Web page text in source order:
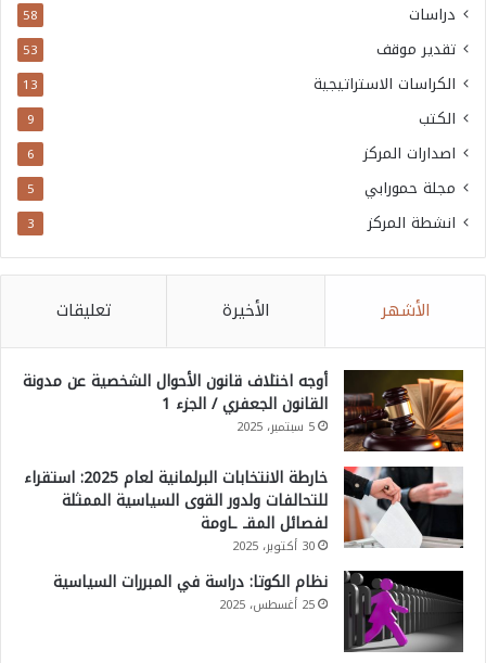
دراسات 58
تقدير موقف 53
الكراسات الاستراتيجية 13
الكتب 9
اصدارات المركز 6
مجلة حمورابي 5
انشطة المركز 3
الأشهر الأخيرة تعليقات
أوجه اختلاف قانون الأحوال الشخصية عن مدونة
القانون الجعفري / الجزء 1
5 سبتمبر، 2025
خارطة الانتخابات البرلمانية لعام 2025: استقراء
للتحالفات ولدور القوى السياسية الممثلة
لفصائل المقـ ـاومة
30 أكتوبر، 2025
نظام الكوتا: دراسة في المبررات السياسية
25 أغسطس، 2025